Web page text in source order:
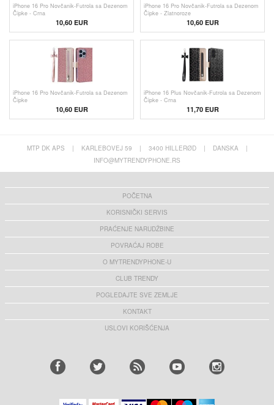
iPhone 16 Pro Novčanik-Futrola sa Dezenom
Čipke - Crna
10,60 EUR
iPhone 16 Pro Novčanik-Futrola sa Dezenom
Čipke - Zlatnoroze
10,60 EUR
iPhone 16 Pro Novčanik-Futrola sa Dezenom
Čipke
10,60 EUR
iPhone 16 Plus Novčanik-Futrola sa Dezenom
Čipke - Crna
11,70 EUR
MTP DK APS | KARLEBOVEJ 59 | 3400 HILLERØD | DANSKA
|
INFO@MYTRENDYPHONE.RS
POČETNA
KORISNIČKI SERVIS
PRAĆENJE NARUDŽBINE
POVRAĆAJ ROBE
O MYTRENDYPHONE-U
CLUB TRENDY
POGLEDAJTE SVE ZEMLJE
KONTAKT
USLOVI KORIŠĆENJA